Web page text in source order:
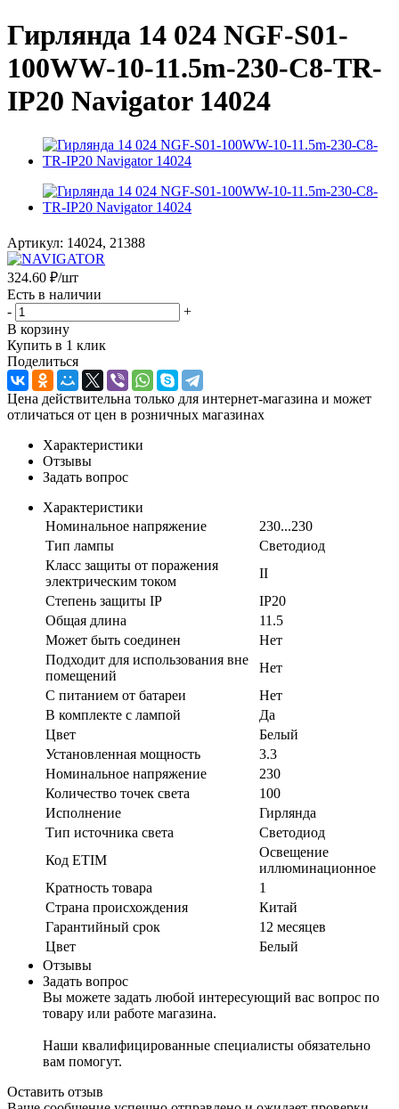
Гирлянда 14 024 NGF-S01-
100WW-10-11.5m-230-C8-TR-
IP20 Navigator 14024
Артикул: 14024, 21388
324.60 ₽/шт
Есть в наличии
-
+
В корзину
Купить в 1 клик
Поделиться
Цена действительна только для интернет-магазина и может
отличаться от цен в розничных магазинах
Характеристики
Отзывы
Задать вопрос
Характеристики
Номинальное напряжение
230...230
Тип лампы
Светодиод
Класс защиты от поражения
электрическим током
II
Степень защиты IP
IP20
Общая длина
11.5
Может быть соединен
Нет
Подходит для использования вне
помещений
Нет
С питанием от батареи
Нет
В комплекте с лампой
Да
Цвет
Белый
Установленная мощность
3.3
Номинальное напряжение
230
Количество точек света
100
Исполнение
Гирлянда
Тип источника света
Светодиод
Код ETIM
Освещение
иллюминационное
Кратность товара
1
Страна происхождения
Китай
Гарантийный срок
12 месяцев
Цвет
Белый
Отзывы
Задать вопрос
Вы можете задать любой интересующий вас вопрос по
товару или работе магазина.
Наши квалифицированные специалисты обязательно
вам помогут.
Оставить отзыв